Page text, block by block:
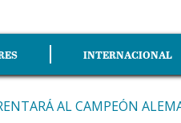
INTERNACIONAL
AL CAMPEÓN